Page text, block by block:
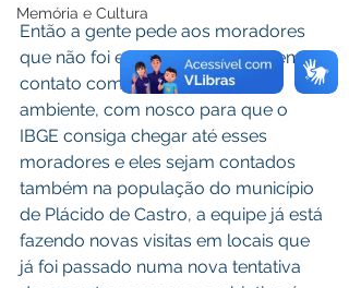
Memória e Cultura
Então a gente pede aos moradores
que não foi entrevistado, entrar em
contato com a prefeitura, meio
ambiente, com nosco para que o
IBGE consiga chegar até esses
moradores e eles sejam contados
também na população do município
de Plácido de Castro, a equipe já está
fazendo novas visitas em locais que
já foi passado numa nova tentativa